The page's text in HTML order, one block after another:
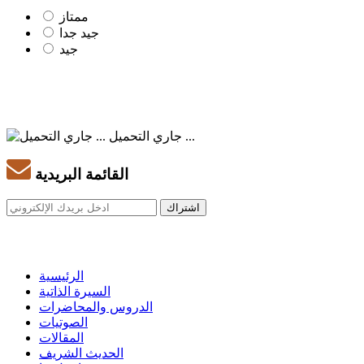
ممتاز
جيد جدا
جيد
جاري التحميل ...
القائمة البريدية
الرئيسية
السيرة الذاتية
الدروس والمحاضرات
الصوتيات
المقالات
الحديث الشريف